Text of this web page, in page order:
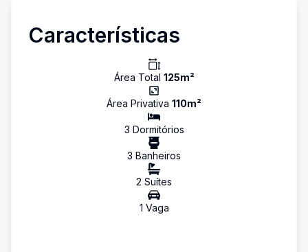
Características
Área Total 125m²
Área Privativa 110m²
3 Dormitórios
3 Banheiros
2 Suítes
1 Vaga